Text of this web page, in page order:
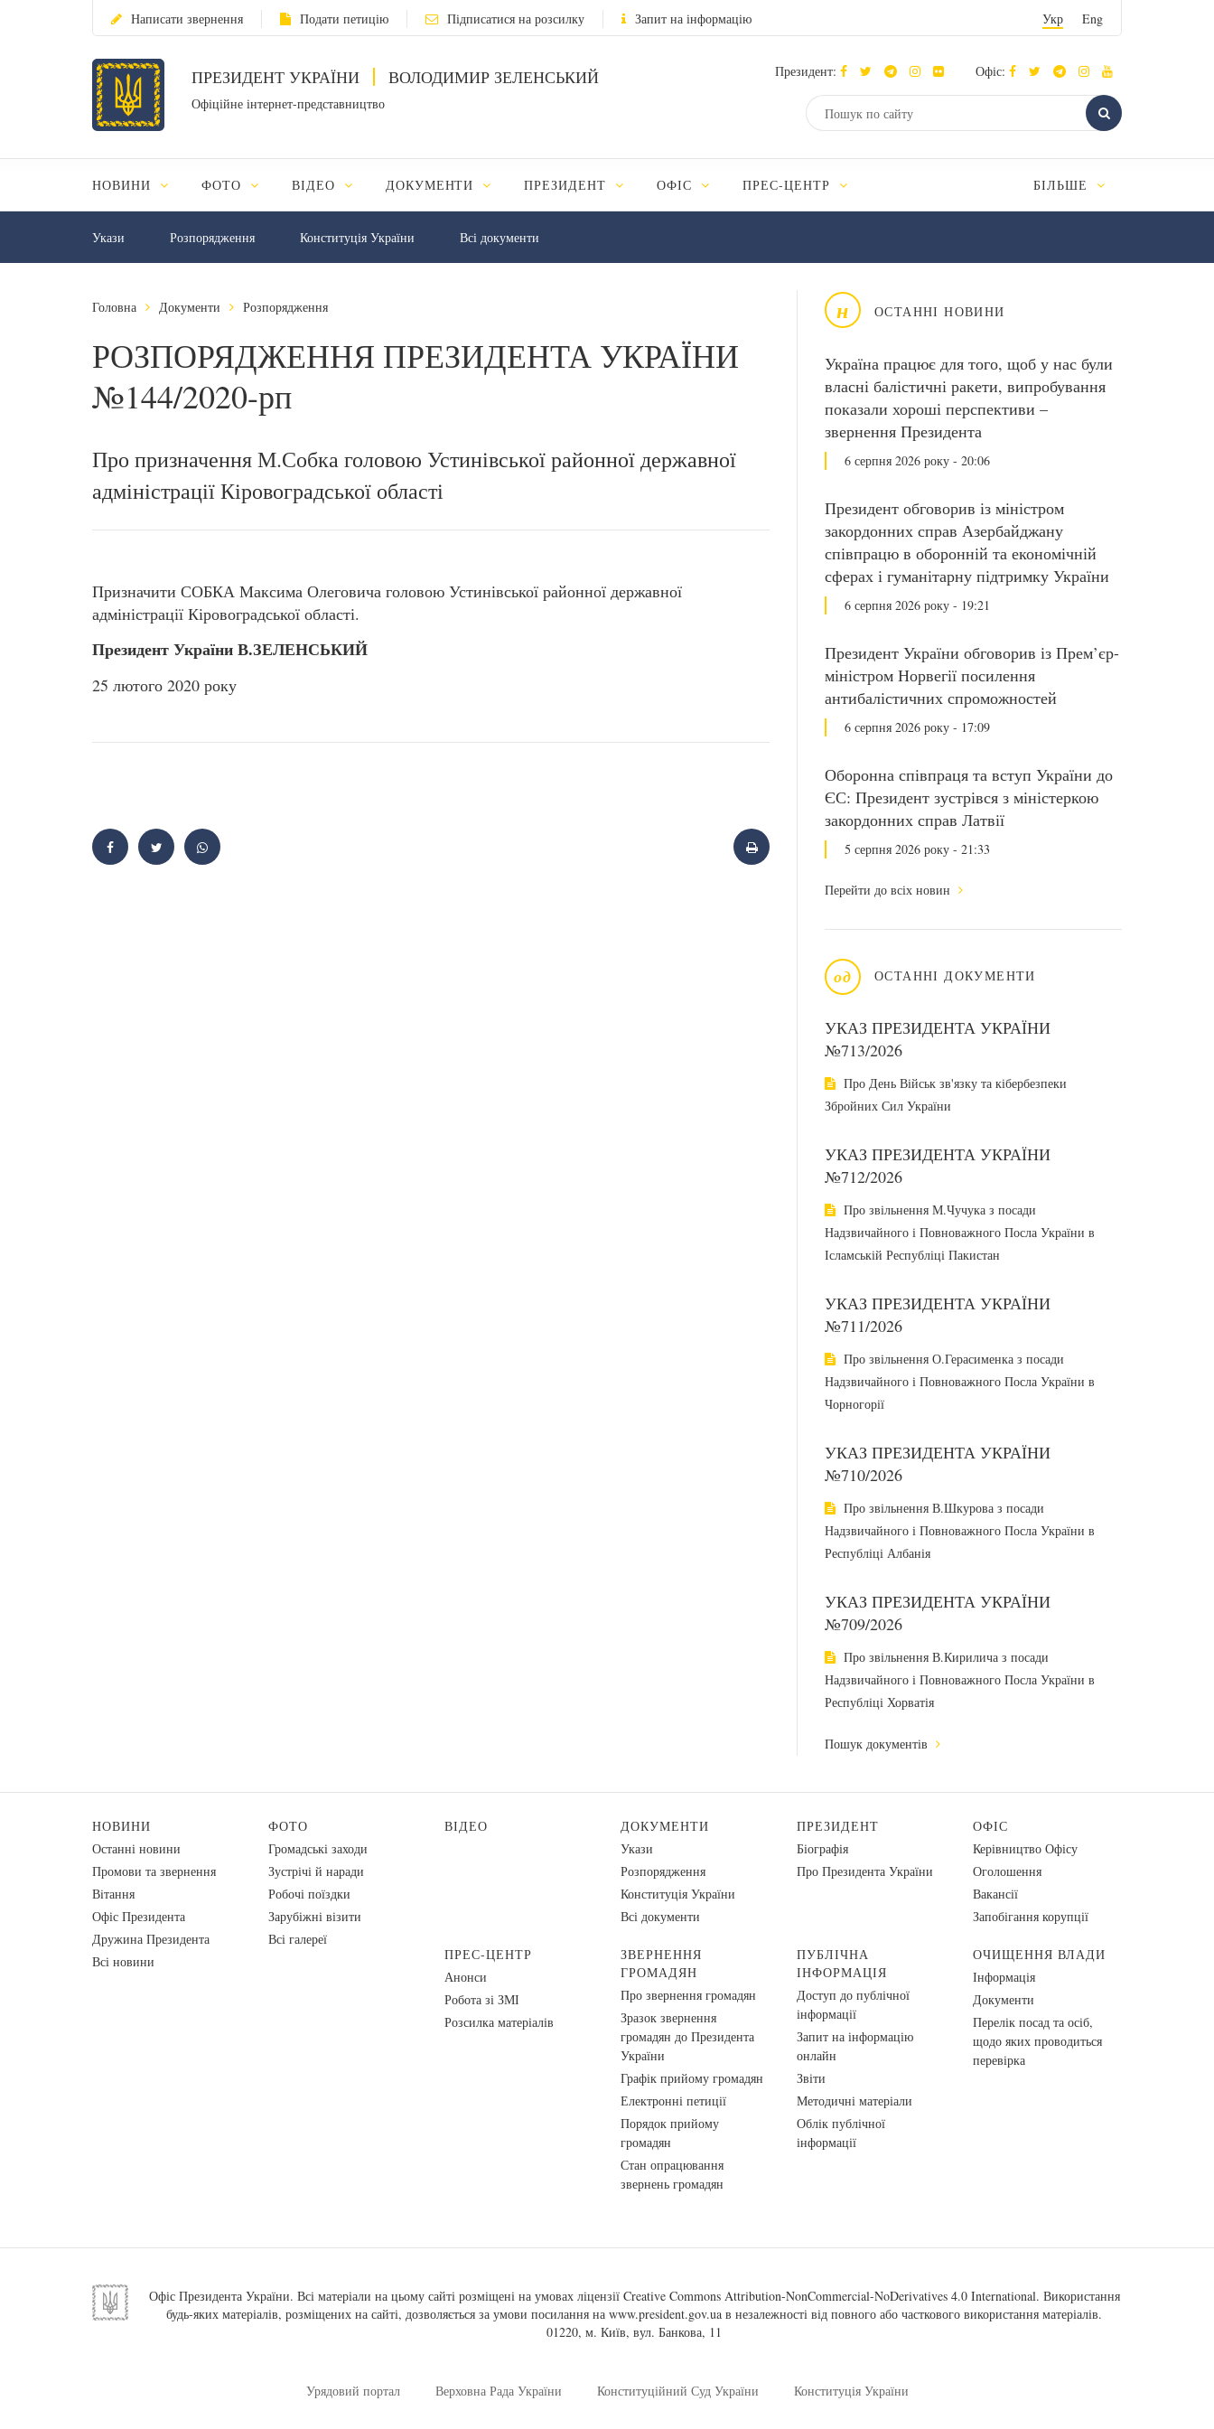
Написати звернення Подати петицію Підписатися на розсилку Запит на інформацію Укр Eng
ПРЕЗИДЕНТ УКРАЇНИ ВОЛОДИМИР ЗЕЛЕНСЬКИЙ
Офіційне інтернет-представництво
Президент: Офіс:
НОВИНИ ФОТО ВІДЕО ДОКУМЕНТИ ПРЕЗИДЕНТ ОФІС ПРЕС-ЦЕНТР БІЛЬШЕ
Укази Розпорядження Конституція України Всі документи
н ОСТАННІ НОВИНИ
Україна працює для того, щоб у нас були
власні балістичні ракети, випробування
показали хороші перспективи –
звернення Президента
6 серпня 2026 року - 20:06
Президент обговорив із міністром
закордонних справ Азербайджану
співпрацю в оборонній та економічній
сферах і гуманітарну підтримку України
6 серпня 2026 року - 19:21
Президент України обговорив із Прем’єр-
міністром Норвегії посилення
антибалістичних спроможностей
6 серпня 2026 року - 17:09
Оборонна співпраця та вступ України до
ЄС: Президент зустрівся з міністеркою
закордонних справ Латвії
5 серпня 2026 року - 21:33
Перейти до всіх новин
од ОСТАННІ ДОКУМЕНТИ
УКАЗ ПРЕЗИДЕНТА УКРАЇНИ
№713/2026
Про День Військ зв'язку та кібербезпеки
Збройних Сил України
УКАЗ ПРЕЗИДЕНТА УКРАЇНИ
№712/2026
Про звільнення М.Чучука з посади
Надзвичайного і Повноважного Посла України в
Ісламській Республіці Пакистан
УКАЗ ПРЕЗИДЕНТА УКРАЇНИ
№711/2026
Про звільнення О.Герасименка з посади
Надзвичайного і Повноважного Посла України в
Чорногорії
УКАЗ ПРЕЗИДЕНТА УКРАЇНИ
№710/2026
Про звільнення В.Шкурова з посади
Надзвичайного і Повноважного Посла України в
Республіці Албанія
УКАЗ ПРЕЗИДЕНТА УКРАЇНИ
№709/2026
Про звільнення В.Кирилича з посади
Надзвичайного і Повноважного Посла України в
Республіці Хорватія
Пошук документів
Головна Документи Розпорядження
РОЗПОРЯДЖЕННЯ ПРЕЗИДЕНТА УКРАЇНИ
№144/2020-рп
Про призначення М.Собка головою Устинівської районної державної
адміністрації Кіровоградської області
Призначити СОБКА Максима Олеговича головою Устинівської районної державної
адміністрації Кіровоградської області.
Президент України В.ЗЕЛЕНСЬКИЙ
25 лютого 2020 року
НОВИНИ
Останні новини
Промови та звернення
Вiтання
Офіс Президента
Дружина Президента
Всі новини
ФОТО
Громадські заходи
Зустрічі й наради
Робочі поїздки
Зарубіжні візити
Всі галереї
ВІДЕО
ДОКУМЕНТИ
Укази
Розпорядження
Конституція України
Всі документи
ПРЕЗИДЕНТ
Біографія
Про Президента України
ОФІС
Керівництво Офісу
Оголошення
Вакансії
Запобігання корупції
ПРЕС-ЦЕНТР
Анонси
Робота зі ЗМІ
Розсилка матеріалів
ЗВЕРНЕННЯ
ГРОМАДЯН
Про звернення громадян
Зразок звернення
громадян до Президента
України
Графік прийому громадян
Електронні петиції
Порядок прийому
громадян
Стан опрацювання
звернень громадян
ПУБЛІЧНА
ІНФОРМАЦІЯ
Доступ до публічної
інформації
Запит на інформацію
онлайн
Звіти
Методичні матеріали
Облік публічної
інформації
ОЧИЩЕННЯ ВЛАДИ
Інформація
Документи
Перелік посад та осіб,
щодо яких проводиться
перевірка
Офіс Президента України. Всі матеріали на цьому сайті розміщені на умовах ліцензії Creative Commons Attribution-NonCommercial-NoDerivatives 4.0 International. Використання
будь-яких матеріалів, розміщених на сайті, дозволяється за умови посилання на www.president.gov.ua в незалежності від повного або часткового використання матеріалів.
01220, м. Київ, вул. Банкова, 11
Урядовий портал Верховна Рада України Конституційний Суд України Конституція України